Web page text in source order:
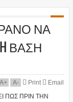
ΝΑ
ΒΑΣΗ
A+ A- Print
Email
ΠΩΣ ΠΡΙΝ ΤΗΝ